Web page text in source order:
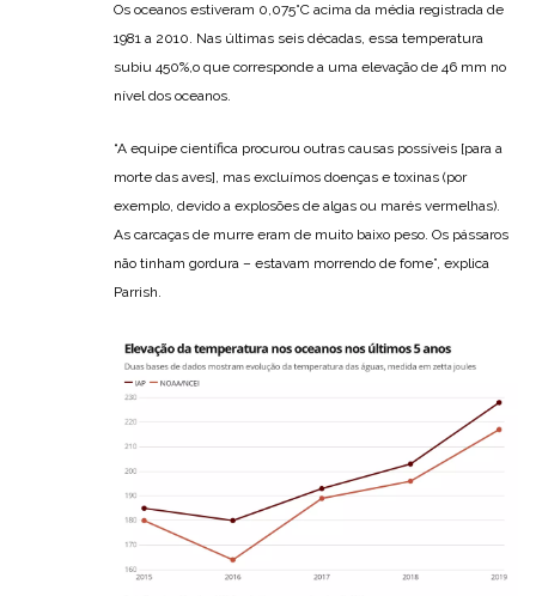
Os oceanos estiveram 0,075°C acima da média registrada de
1981 a 2010. Nas últimas seis décadas, essa temperatura
subiu 450%,o que corresponde a uma elevação de 46 mm no
nível dos oceanos.
“A equipe científica procurou outras causas possíveis [para a
morte das aves], mas excluímos doenças e toxinas (por
exemplo, devido a explosões de algas ou marés vermelhas).
As carcaças de murre eram de muito baixo peso. Os pássaros
não tinham gordura – estavam morrendo de fome”, explica
Parrish.